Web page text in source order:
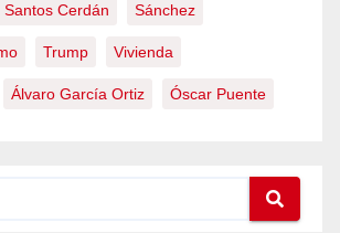
Santos Cerdán Sánchez
Trump Vivienda
Álvaro García Ortiz Óscar Puente